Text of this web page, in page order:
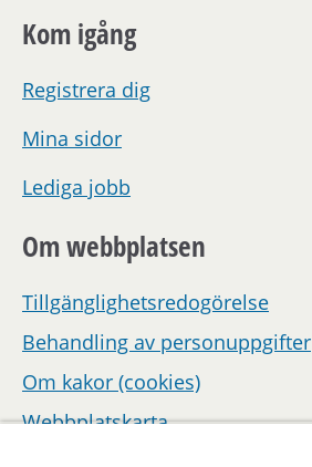
Kom igång
Registrera dig
Mina sidor
Lediga jobb
Om webbplatsen
Tillgänglighetsredogörelse
Behandling av personuppgifter
Om kakor (cookies)
Webbplatskarta